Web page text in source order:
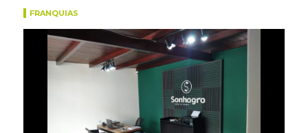
FRANQUIAS